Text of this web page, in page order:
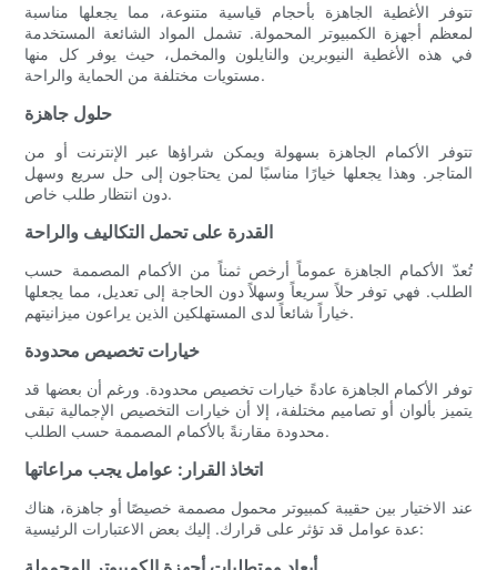
تتوفر الأغطية الجاهزة بأحجام قياسية متنوعة، مما يجعلها مناسبة
لمعظم أجهزة الكمبيوتر المحمولة. تشمل المواد الشائعة المستخدمة
في هذه الأغطية النيوبرين والنايلون والمخمل، حيث يوفر كل منها
مستويات مختلفة من الحماية والراحة.
حلول جاهزة
تتوفر الأكمام الجاهزة بسهولة ويمكن شراؤها عبر الإنترنت أو من
المتاجر. وهذا يجعلها خيارًا مناسبًا لمن يحتاجون إلى حل سريع وسهل
دون انتظار طلب خاص.
القدرة على تحمل التكاليف والراحة
تُعدّ الأكمام الجاهزة عموماً أرخص ثمناً من الأكمام المصممة حسب
الطلب. فهي توفر حلاً سريعاً وسهلاً دون الحاجة إلى تعديل، مما يجعلها
خياراً شائعاً لدى المستهلكين الذين يراعون ميزانيتهم.
خيارات تخصيص محدودة
توفر الأكمام الجاهزة عادةً خيارات تخصيص محدودة. ورغم أن بعضها قد
يتميز بألوان أو تصاميم مختلفة، إلا أن خيارات التخصيص الإجمالية تبقى
محدودة مقارنةً بالأكمام المصممة حسب الطلب.
اتخاذ القرار: عوامل يجب مراعاتها
عند الاختيار بين حقيبة كمبيوتر محمول مصممة خصيصًا أو جاهزة، هناك
عدة عوامل قد تؤثر على قرارك. إليك بعض الاعتبارات الرئيسية: